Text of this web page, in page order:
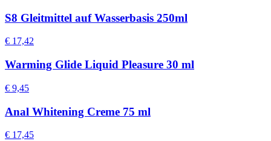
S8 Gleitmittel auf Wasserbasis 250ml
€ 17,42
Warming Glide Liquid Pleasure 30 ml
€ 9,45
Anal Whitening Creme 75 ml
€ 17,45